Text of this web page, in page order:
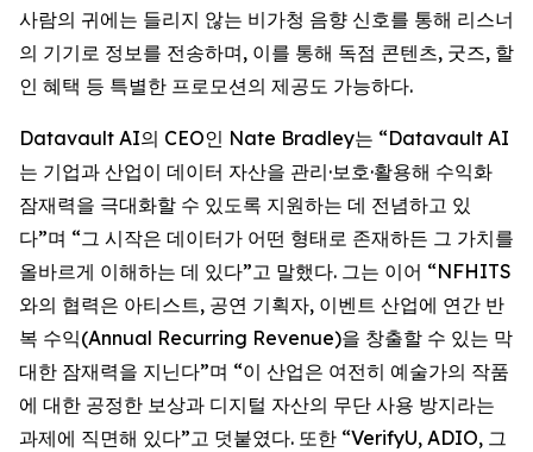
사람의 귀에는 들리지 않는 비가청 음향 신호를 통해 리스너
의 기기로 정보를 전송하며, 이를 통해 독점 콘텐츠, 굿즈, 할
인 혜택 등 특별한 프로모션의 제공도 가능하다.
Datavault AI의 CEO인 Nate Bradley는 “Datavault AI
는 기업과 산업이 데이터 자산을 관리·보호·활용해 수익화
잠재력을 극대화할 수 있도록 지원하는 데 전념하고 있
다”며 “그 시작은 데이터가 어떤 형태로 존재하든 그 가치를
올바르게 이해하는 데 있다”고 말했다. 그는 이어 “NFHITS
와의 협력은 아티스트, 공연 기획자, 이벤트 산업에 연간 반
복 수익(Annual Recurring Revenue)을 창출할 수 있는 막
대한 잠재력을 지닌다”며 “이 산업은 여전히 예술가의 작품
에 대한 공정한 보상과 디지털 자산의 무단 사용 방지라는
과제에 직면해 있다”고 덧붙였다. 또한 “VerifyU, ADIO, 그